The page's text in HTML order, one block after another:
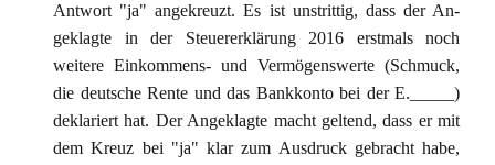
Antwort "ja" angekreuzt. Es ist unstrittig, dass der An-
geklagte in der Steuererklärung 2016 erstmals noch
weitere Einkommens- und Vermögenswerte (Schmuck,
die deutsche Rente und das Bankkonto bei der E._____)
deklariert hat. Der Angeklagte macht geltend, dass er mit
dem Kreuz bei "ja" klar zum Ausdruck gebracht habe,